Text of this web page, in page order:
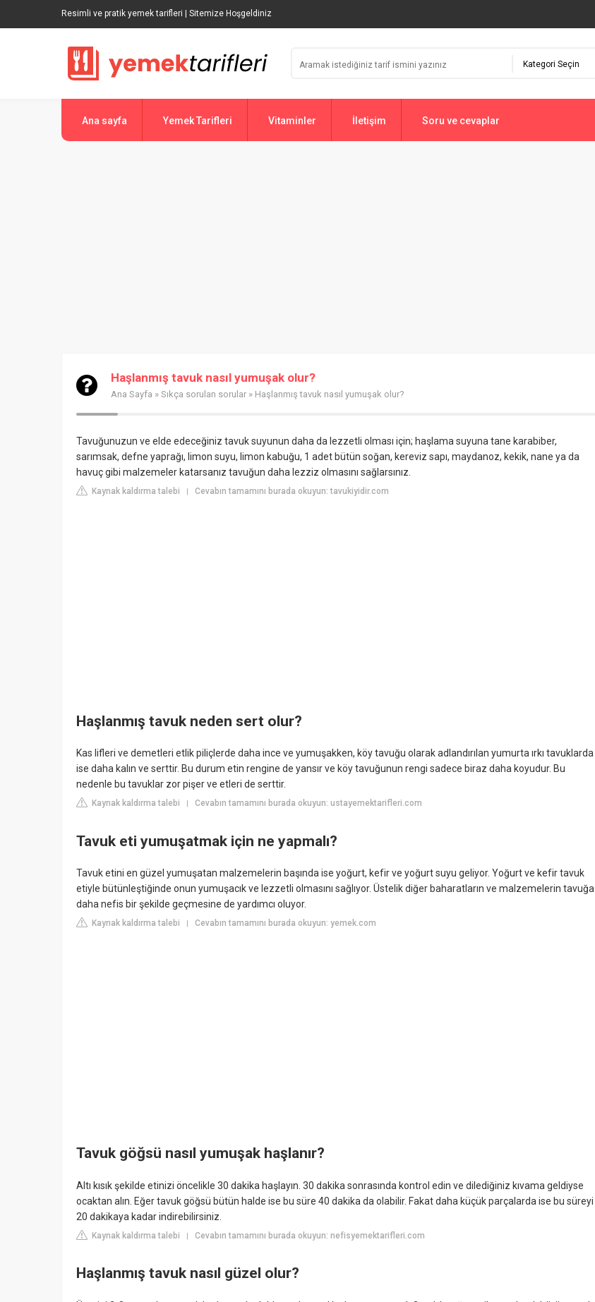
Resimli ve pratik yemek tarifleri | Sitemize Hoşgeldiniz
Ana sayfa Yemek Tarifleri Vitaminler İletişim Soru ve cevaplar
Haşlanmış tavuk nasıl yumuşak olur?
Ana Sayfa » Sıkça sorulan sorular » Haşlanmış tavuk nasıl yumuşak olur?
Tavuğunuzun ve elde edeceğiniz tavuk suyunun daha da lezzetli olması için; haşlama suyuna tane karabiber,
sarımsak, defne yaprağı, limon suyu, limon kabuğu, 1 adet bütün soğan, kereviz sapı, maydanoz, kekik, nane ya da
havuç gibi malzemeler katarsanız tavuğun daha lezziz olmasını sağlarsınız.
Kaynak kaldırma talebi | Cevabın tamamını burada okuyun: tavukiyidir.com
Haşlanmış tavuk neden sert olur?
Kas lifleri ve demetleri etlik piliçlerde daha ince ve yumuşakken, köy tavuğu olarak adlandırılan yumurta ırkı tavuklarda
ise daha kalın ve serttir. Bu durum etin rengine de yansır ve köy tavuğunun rengi sadece biraz daha koyudur. Bu
nedenle bu tavuklar zor pişer ve etleri de serttir.
Kaynak kaldırma talebi Cevabın tamamını burada okuyun: ustayemektarifleri.com
Tavuk eti yumuşatmak için ne yapmalı?
Tavuk etini en güzel yumuşatan malzemelerin başında ise yoğurt, kefir ve yoğurt suyu geliyor. Yoğurt ve kefir tavuk
etiyle bütünleştiğinde onun yumuşacık ve lezzetli olmasını sağlıyor. Üstelik diğer baharatların ve malzemelerin tavuğa
daha nefis bir şekilde geçmesine de yardımcı oluyor.
Kaynak kaldırma talebi Cevabın tamamını burada okuyun: yemek.com
Tavuk göğsü nasıl yumuşak haşlanır?
Altı kısık şekilde etinizi öncelikle 30 dakika haşlayın. 30 dakika sonrasında kontrol edin ve dilediğiniz kıvama geldiyse
ocaktan alın. Eğer tavuk göğsü bütün halde ise bu süre 40 dakika da olabilir. Fakat daha küçük parçalarda ise bu süreyi
20 dakikaya kadar indirebilirsiniz.
Kaynak kaldırma talebi | Cevabın tamamını burada okuyun: nefisyemektarifleri.com
Haşlanmış tavuk nasıl güzel olur?